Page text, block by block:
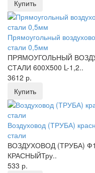
Купить
Прямоугольный
стали 0,5мм
ПРЯМОУГОЛЬНЫЙ
СТАЛИ 600Х500 L-1,2..
3612 р.
Купить
Воздуховод (ТРУБА)
стали
ВОЗДУХОВОД (ТРУБА)
КРАСНЫЙТру..
533 р.